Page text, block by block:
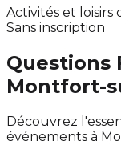
Activités et loisirs
Sans inscription
Questions
Montfort-
Découvrez
événements à